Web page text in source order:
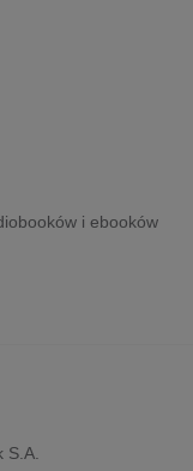
i ebooków
S.A.